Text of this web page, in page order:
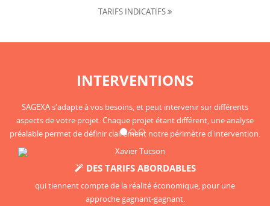
TARIFS INDICATIFS
INTERVENTIONS
SAGEXA s'adapte à vos besoins, et peut intervenir sur différents
aspects de votre projet. Chaque projet étant différent, une analyse
préalable permet de définir clairement notre périmètre d'intervention.
DES TARIFS ABORDABLES
qui tiennent compte de la réalité économique, pour une
approche gagnant-gagnant.